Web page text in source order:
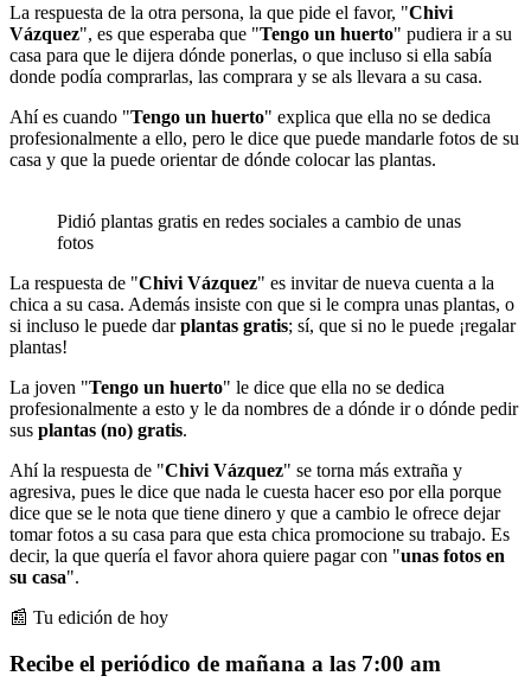
La respuesta de la otra persona, la que pide el favor, "Chivi
Vázquez", es que esperaba que "Tengo un huerto" pudiera ir a su
casa para que le dijera dónde ponerlas, o que incluso si ella sabía
donde podía comprarlas, las comprara y se als llevara a su casa.
Ahí es cuando "Tengo un huerto" explica que ella no se dedica
profesionalmente a ello, pero le dice que puede mandarle fotos de su
casa y que la puede orientar de dónde colocar las plantas.
Pidió plantas gratis en redes sociales a cambio de unas
fotos
La respuesta de "Chivi Vázquez" es invitar de nueva cuenta a la
chica a su casa. Además insiste con que si le compra unas plantas, o
si incluso le puede darplantas gratis; sí, que si no le puede ¡regalar
plantas!
La joven "Tengo un huerto" le dice que ella no se dedica
profesionalmente a esto y le da nombres de a dónde ir o dónde pedir
sus plantas (no) gratis.
Ahí la respuesta de "Chivi Vázquez" se torna más extraña y
agresiva, pues le dice que nada le cuesta hacer eso por ella porque
dice que se le nota que tiene dinero y que a cambio le ofrece dejar
tomar fotos a su casa para que esta chica promocione su trabajo. Es
decir, la que quería el favor ahora quiere pagar con "unas fotos en
su casa".
📰 Tu edición de hoy
Recibe el periódico de mañana a las 7:00 am